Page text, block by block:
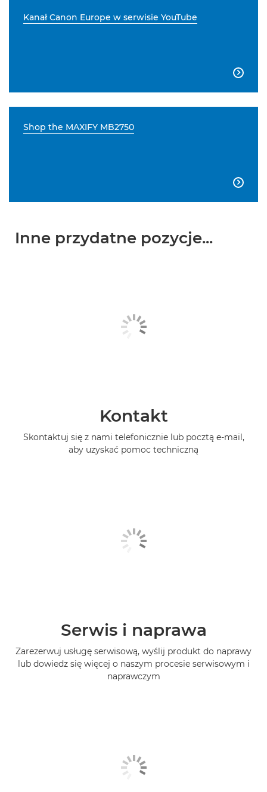
Kanał Canon Europe w serwisie YouTube

Shop the MAXIFY MB2750

Inne przydatne pozycje...
Kontakt
Skontaktuj się z nami telefonicznie lub pocztą e-mail,
aby uzyskać pomoc techniczną
Serwis i naprawa
Zarezerwuj usługę serwisową, wyślij produkt do naprawy
lub dowiedz się więcej o naszym procesie serwisowym i
naprawczym